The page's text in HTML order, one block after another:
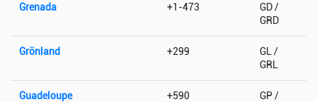
Grenada +1-473
GD /
GRD
Grönland +299
GL /
GRL
Guadeloupe +590
GP /